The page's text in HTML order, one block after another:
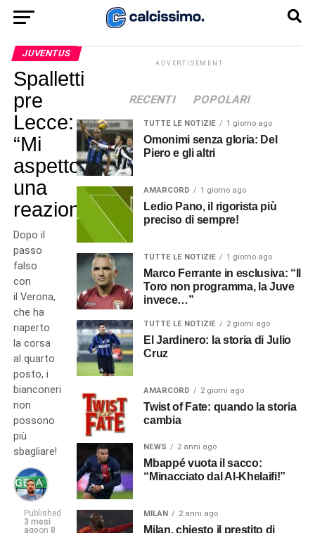
JUVENTUS
Spalletti
pre
Lecce:
“Mi
aspetto
una
reazione”
Dopo il
passo
falso
con
il Verona,
che ha
riaperto
la corsa
al quarto
posto, i
bianconeri
non
possono
più
sbagliare!
Published
3 mesi
agoon 8
ADVERTISEMENT
RECENTI POPOLARI
TUTTE LE NOTIZIE 1 giorno ago
Omonimi senza gloria: Del
Piero e gli altri
AMARCORD 1 giorno ago
Ledio Pano, il rigorista più
preciso di sempre!
TUTTE LE NOTIZIE 1 giorno ago
Marco Ferrante in esclusiva: “Il
Toro non programma, la Juve
invece…”
TUTTE LE NOTIZIE 2 giorni ago
El Jardinero: la storia di Julio
Cruz
AMARCORD 2 giorni ago
Twist of Fate: quando la storia
cambia
NEWS 2 anni ago
Mbappé vuota il sacco:
“Minacciato dal Al-Khelaifi!”
MILAN 2 anni ago
Milan, chiesto il prestito di